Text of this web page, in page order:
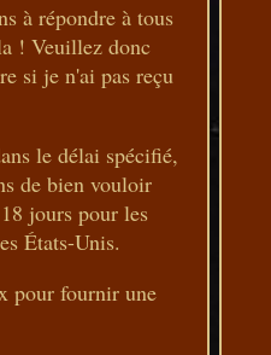
à répondre à tous
! Veuillez donc
si je n'ai pas reçu
le délai spécifié,
de bien vouloir
jours pour les
États-Unis.
pour fournir une